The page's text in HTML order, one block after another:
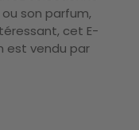
son parfum,
cet E-
est vendu par